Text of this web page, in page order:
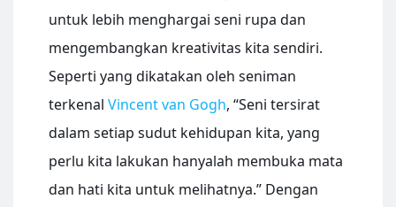
untuk lebih menghargai seni rupa dan
mengembangkan kreativitas kita sendiri.
Seperti yang dikatakan oleh seniman
terkenal Vincent van Gogh, “Seni tersirat
dalam setiap sudut kehidupan kita, yang
perlu kita lakukan hanyalah membuka mata
dan hati kita untuk melihatnya.” Dengan